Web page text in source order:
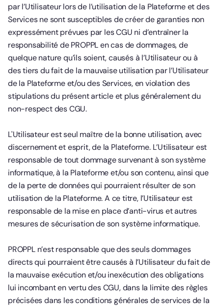
par l’Utilisateur lors de l’utilisation de la Plateforme et des
Services ne sont susceptibles de créer de garanties non
expressément prévues par les CGU ni d’entraîner la
responsabilité de PROPPL en cas de dommages, de
quelque nature qu’ils soient, causés à l’Utilisateur ou à
des tiers du fait de la mauvaise utilisation par l’Utilisateur
de la Plateforme et/ou des Services, en violation des
stipulations du présent article et plus généralement du
non-respect des CGU.
L'Utilisateur est seul maître de la bonne utilisation, avec
discernement et esprit, de la Plateforme. L’Utilisateur est
responsable de tout dommage survenant à son système
informatique, à la Plateforme et/ou son contenu, ainsi que
de la perte de données qui pourraient résulter de son
utilisation de la Plateforme. A ce titre, l’Utilisateur est
responsable de la mise en place d’anti-virus et autres
mesures de sécurisation de son système informatique.
PROPPL n’est responsable que des seuls dommages
directs qui pourraient être causés à l’Utilisateur du fait de
la mauvaise exécution et/ou inexécution des obligations
lui incombant en vertu des CGU, dans la limite des règles
précisées dans les conditions générales de services de la